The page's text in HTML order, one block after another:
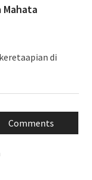
Mahata
di
Comments